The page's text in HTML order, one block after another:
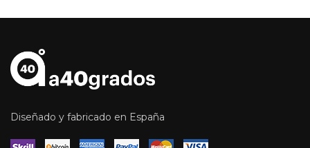
Diseñado y fabricado en España